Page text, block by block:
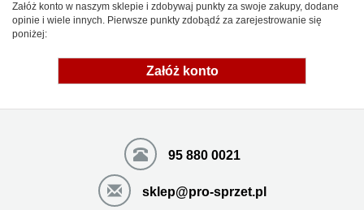
Załóż konto w naszym sklepie i zdobywaj punkty za swoje zakupy, dodane
opinie i wiele innych. Pierwsze punkty zdobądź za zarejestrowanie się
poniżej:
Załóż konto
95 880 0021
sklep@pro-sprzet.pl